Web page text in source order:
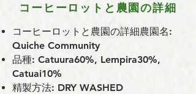
コーヒーロットと農園の詳細
コーヒーロットと農園の詳細農園名:
Quiche Community
品種: Catuura60%, Lempira30%,
Catuai10%
精製方法: DRY WASHED